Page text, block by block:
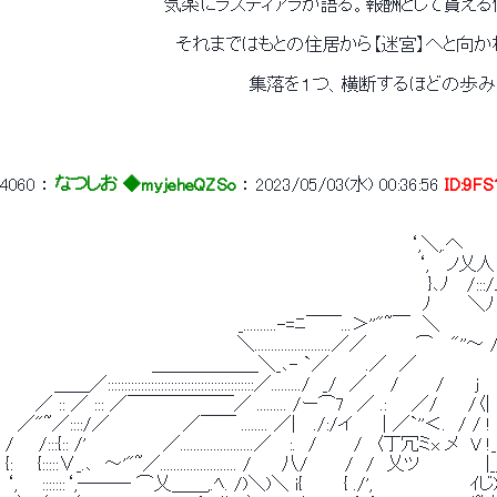
気楽にラスティアラが語る。報酬として貰える住居は
それまではもとの住居から【迷宮】へと向かわねば
集落を１つ、横断するほどの歩みは少し
4060 ： なつしお ◆myjeheQZSo ： 2023/05/03(水) 00:36:56
‘,＼,.へ
‘,　 ノ乂
}､ﾉ　 /:::/ノ
ﾉ　　　＼ﾉ
_..........-=ﾆ￣￣...＞''"~￣　＼ 　 　 　 ／
＼.......................／／　　　　⌒　 "''～ /／
＿＿＿＿＿＿＼_､- `／　　　.／　／　　　　　　
＿＿／::::::::::::::::::::::::::::::::::::::::::::／........./　_/　／ 　 /　　　/　　 j　
／ :: ／ ::: ／￣￣￣￣￣￣／ ......... /ー⌒7　／ .:　　／/　　 /〈|
／"~／::::/／　　　　　　／￣￣ ........ ／|　 ./:/イ　　 | ／`''＜.　/ / !
/　　/:::{:: /' 　 　 　 　 ／......................／　 :.　/　　　/　〈丁冗ミ
{:　　{:::::∨_.､　～'"~／....................... /　　 八/　　　/　/　乂ツ　　 　
‘,　　:::::::‘,――― ⌒乂＿＿,.ﾍ. /)＼)＼ i{ 　 　 { ./',　　　　　　　　ｲじ